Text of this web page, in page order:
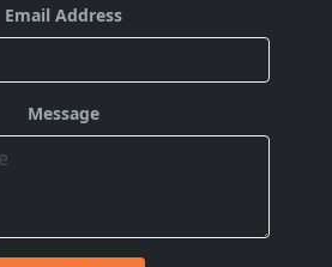
Email Address
Message